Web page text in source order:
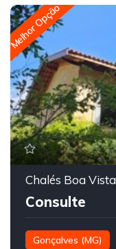
Melhor Opção
Chalés Boa Vista
Consulte
Gonçalves (MG)